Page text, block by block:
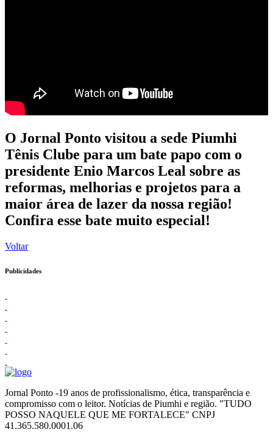
O Jornal Ponto visitou a sede Piumhi
Tênis Clube para um bate papo com o
presidente Enio Marcos Leal sobre as
reformas, melhorias e projetos para a
maior área de lazer da nossa região!
Confira esse bate muito especial!
Voltar
Publicidades
Jornal Ponto -19 anos de profissionalismo, ética, transparência e
compromisso com o leitor. Notícias de Piumhi e região. "TUDO
POSSO NAQUELE QUE ME FORTALECE" CNPJ
41.365.580.0001.06